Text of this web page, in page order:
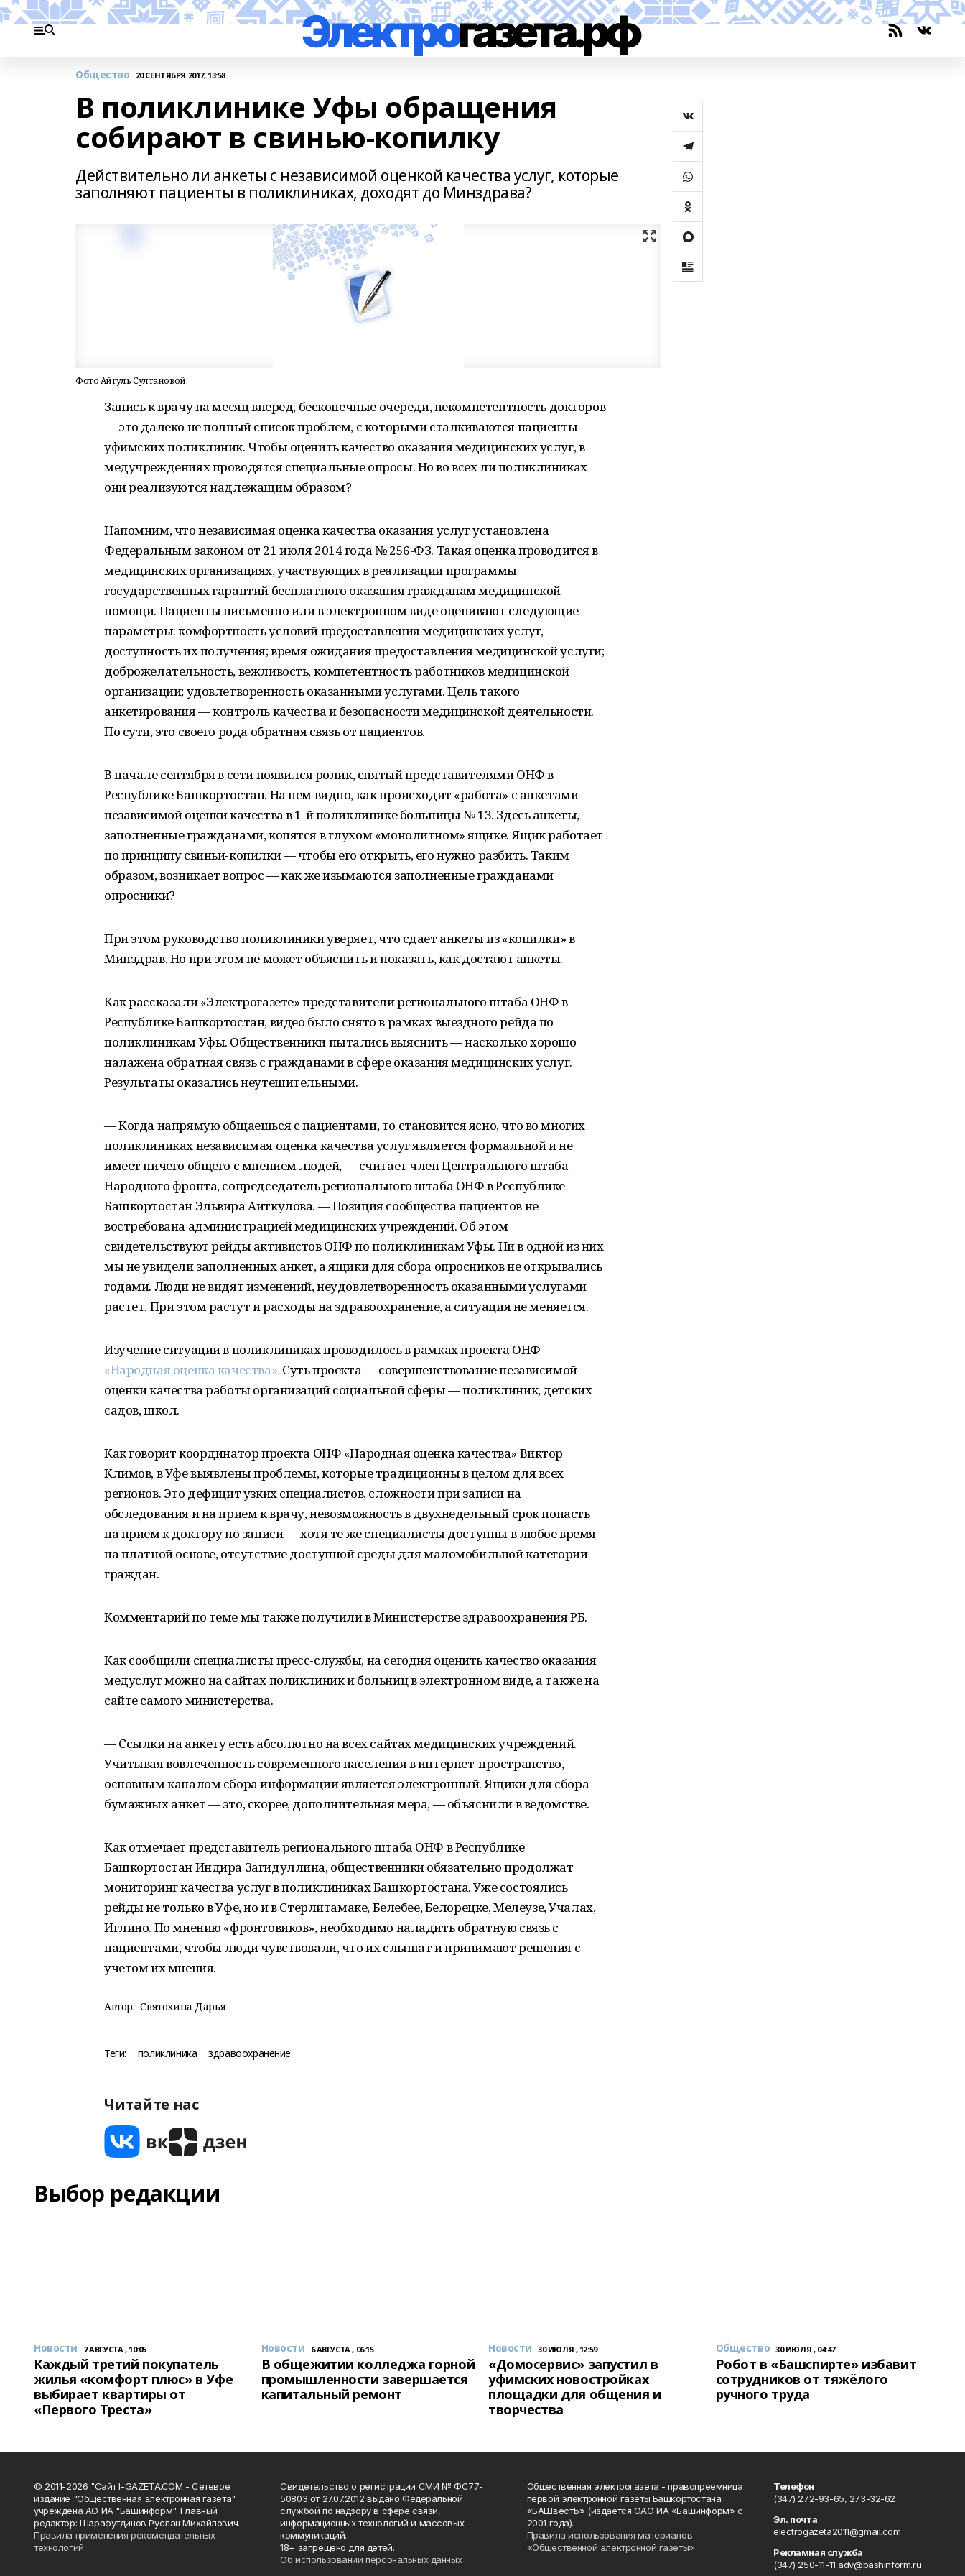
Общество 20 СЕНТЯБРЯ 2017, 13:58
В поликлинике Уфы обращения
собирают в свинью-копилку
Действительно ли анкеты с независимой оценкой качества услуг, которые
заполняют пациенты в поликлиниках, доходят до Минздрава?
Фото Айгуль Султановой.
Запись к врачу на месяц вперед, бесконечные очереди, некомпетентность докторов
— это далеко не полный список проблем, с которыми сталкиваются пациенты
уфимских поликлиник. Чтобы оценить качество оказания медицинских услуг, в
медучреждениях проводятся специальные опросы. Но во всех ли поликлиниках
они реализуются надлежащим образом?
Напомним, что независимая оценка качества оказания услуг установлена
Федеральным законом от 21 июля 2014 года № 256-ФЗ. Такая оценка проводится в
медицинских организациях, участвующих в реализации программы
государственных гарантий бесплатного оказания гражданам медицинской
помощи. Пациенты письменно или в электронном виде оценивают следующие
параметры: комфортность условий предоставления медицинских услуг,
доступность их получения; время ожидания предоставления медицинской услуги;
доброжелательность, вежливость, компетентность работников медицинской
организации; удовлетворенность оказанными услугами. Цель такого
анкетирования — контроль качества и безопасности медицинской деятельности.
По сути, это своего рода обратная связь от пациентов.
В начале сентября в сети появился ролик, снятый представителями ОНФ в
Республике Башкортостан. На нем видно, как происходит «работа» с анкетами
независимой оценки качества в 1-й поликлинике больницы № 13. Здесь анкеты,
заполненные гражданами, копятся в глухом «монолитном» ящике. Ящик работает
по принципу свиньи-копилки — чтобы его открыть, его нужно разбить. Таким
образом, возникает вопрос — как же изымаются заполненные гражданами
опросники?
При этом руководство поликлиники уверяет, что сдает анкеты из «копилки» в
Минздрав. Но при этом не может объяснить и показать, как достают анкеты.
Как рассказали «Электрогазете» представители регионального штаба ОНФ в
Республике Башкортостан, видео было снято в рамках выездного рейда по
поликлиникам Уфы. Общественники пытались выяснить — насколько хорошо
налажена обратная связь с гражданами в сфере оказания медицинских услуг.
Результаты оказались неутешительными.
— Когда напрямую общаешься с пациентами, то становится ясно, что во многих
поликлиниках независимая оценка качества услуг является формальной и не
имеет ничего общего с мнением людей, — считает член Центрального штаба
Народного фронта, сопредседатель регионального штаба ОНФ в Республике
Башкортостан Эльвира Аиткулова. — Позиция сообщества пациентов не
востребована администрацией медицинских учреждений. Об этом
свидетельствуют рейды активистов ОНФ по поликлиникам Уфы. Ни в одной из них
мы не увидели заполненных анкет, а ящики для сбора опросников не открывались
годами. Люди не видят изменений, неудовлетворенность оказанными услугами
растет. При этом растут и расходы на здравоохранение, а ситуация не меняется.
Изучение ситуации в поликлиниках проводилось в рамках проекта ОНФ
«Народная оценка качества». Суть проекта — совершенствование независимой
оценки качества работы организаций социальной сферы — поликлиник, детских
садов, школ.
Как говорит координатор проекта ОНФ «Народная оценка качества» Виктор
Климов, в Уфе выявлены проблемы, которые традиционны в целом для всех
регионов. Это дефицит узких специалистов, сложности при записи на
обследования и на прием к врачу, невозможность в двухнедельный срок попасть
на прием к доктору по записи — хотя те же специалисты доступны в любое время
на платной основе, отсутствие доступной среды для маломобильной категории
граждан.
Комментарий по теме мы также получили в Министерстве здравоохранения РБ.
Как сообщили специалисты пресс-службы, на сегодня оценить качество оказания
медуслуг можно на сайтах поликлиник и больниц в электронном виде, а также на
сайте самого министерства.
— Ссылки на анкету есть абсолютно на всех сайтах медицинских учреждений.
Учитывая вовлеченность современного населения в интернет-пространство,
основным каналом сбора информации является электронный. Ящики для сбора
бумажных анкет — это, скорее, дополнительная мера, — объяснили в ведомстве.
Как отмечает представитель регионального штаба ОНФ в Республике
Башкортостан Индира Загидуллина, общественники обязательно продолжат
мониторинг качества услуг в поликлиниках Башкортостана. Уже состоялись
рейды не только в Уфе, но и в Стерлитамаке, Белебее, Белорецке, Мелеузе, Учалах,
Иглино. По мнению «фронтовиков», необходимо наладить обратную связь с
пациентами, чтобы люди чувствовали, что их слышат и принимают решения с
учетом их мнения.
Автор: Святохина Дарья
Теги: поликлиника здравоохранение
Читайте нас
Выбор редакции
Новости 7 АВГУСТА , 10:05
Каждый третий покупатель
жилья «комфорт плюс» в Уфе
выбирает квартиры от
«Первого Треста»
Новости 6 АВГУСТА , 06:15
В общежитии колледжа горной
промышленности завершается
капитальный ремонт
Новости 30 ИЮЛЯ , 12:59
«Домосервис» запустил в
уфимских новостройках
площадки для общения и
творчества
Общество 30 ИЮЛЯ , 04:47
Робот в «Башспирте» избавит
сотрудников от тяжёлого
ручного труда
© 2011-2026 "Сайт I-GAZETA.COM - Сетевое
издание "Общественная электронная газета"
учреждена АО ИА "Башинформ". Главный
редактор: Шарафутдинов Руслан Михайлович.
Правила применения рекомендательных
технологий
Свидетельство о регистрации СМИ № ФС77-
50803 от 27.07.2012 выдано Федеральной
службой по надзору в сфере связи,
информационных технологий и массовых
коммуникаций.
18+ запрещено для детей.
Об использовании персональных данных
Общественная электрогазета - правопреемница
первой электронной газеты Башкортостана
«БАШвестЪ» (издается ОАО ИА «Башинформ» с
2001 года).
Правила использования материалов
«Общественной электронной газеты»
Телефон
(347) 272-93-65, 273-32-62
Эл. почта
electrogazeta2011@gmail.com
Рекламная служба
(347) 250-11-11 adv@bashinform.ru